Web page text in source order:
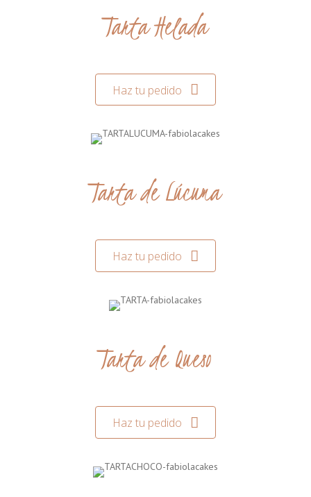
Tarta Helada
Haz tu pedido
Tarta de Lúcuma
Haz tu pedido
Tarta de Queso
Haz tu pedido